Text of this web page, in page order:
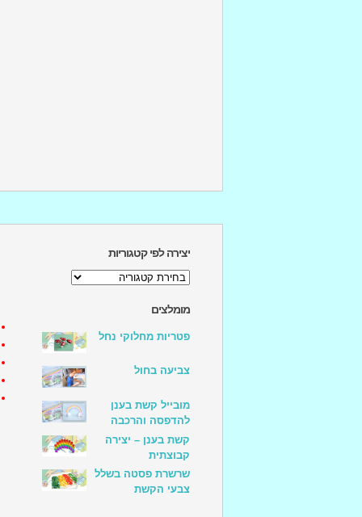
יצירה לפי קטגוריות
יצירה
קטגוריות
מומלצים
פטריות מחלוקי נחל
צביעה בחול
מובייל קשת בענן
להדפסה והרכבה
קשת בענן – יצירה
קבוצתית
שרשרת פסטה בשלל
צבעי הקשת